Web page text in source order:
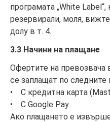
програмата „White
резервирали, моля,
долу в т. 4.
3.3 Начини на плащане
Офертите на превозвача
се заплащат по следните
• С кредитна карта
• С Google Pay
Ако плащането е